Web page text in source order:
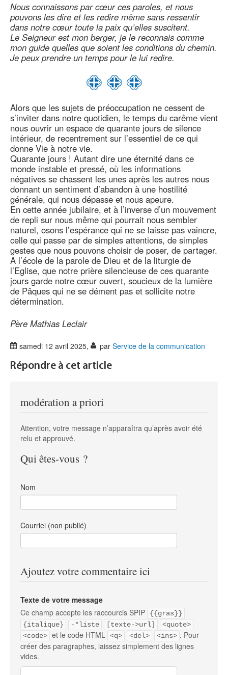
Nous connaissons par cœur ces paroles, et nous
pouvons les dire et les redire même sans ressentir
dans notre cœur toute la paix qu’elles suscitent.
Le Seigneur est mon berger, je le reconnais comme
mon guide quelles que soient les conditions du chemin.
Je peux prendre un temps pour le lui redire.
Alors que les sujets de préoccupation ne cessent de
s’inviter dans notre quotidien, le temps du carême vient
nous ouvrir un espace de quarante jours de silence
intérieur, de recentrement sur l’essentiel de ce qui
donne Vie à notre vie.
Quarante jours ! Autant dire une éternité dans ce
monde instable et pressé, où les informations
négatives se chassent les unes après les autres nous
donnant un sentiment d’abandon à une hostilité
générale, qui nous dépasse et nous apeure.
En cette année jubilaire, et à l’inverse d’un mouvement
de repli sur nous même qui pourrait nous sembler
naturel, osons l’espérance qui ne se laisse pas vaincre,
celle qui passe par de simples attentions, de simples
gestes que nous pouvons choisir de poser, de partager.
A l’école de la parole de Dieu et de la liturgie de
l’Eglise, que notre prière silencieuse de ces quarante
jours garde notre cœur ouvert, soucieux de la lumière
de Pâques qui ne se dément pas et sollicite notre
détermination.
Père Mathias Leclair
samedi 12 avril 2025, par Service de la communication
Répondre à cet article
modération a priori
Attention, votre message n’apparaîtra qu’après avoir été
relu et approuvé.
Qui êtes-vous ?
Nom
Courriel (non publié)
Ajoutez votre commentaire ici
Texte de votre message
Ce champ accepte les raccourcis SPIP
{{gras}}
{italique}
-*liste [texte->url]
<quote>
<code> et le code HTML <q> <del> <ins> . Pour
créer des paragraphes, laissez simplement des lignes
vides.